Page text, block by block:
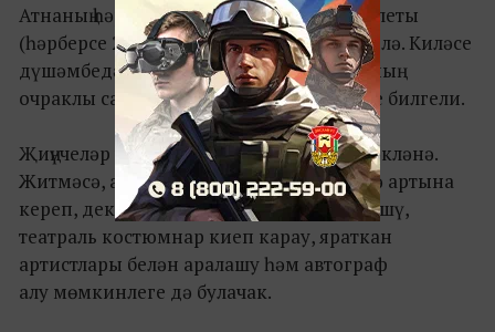
Атнаның һәр дүшәмбесендә 3 чакыру билеты
(һәрберсе 2 кешелек) уйнату игълан ителә. Киләсе
дүшәмбедә – 20 февральдә компьютерның
очраклы саннар генераторы өч җиңүчене билгели.
Җиңүчеләр чакыру билетлары белән бүләкләнә.
Житмәсә, аларга спектакльдән соң, сәхнә артына
кереп, декорацияләр янында фотога төшү,
театраль костюмнар киеп карау, яраткан
артистлары белән аралашу һәм автограф
алу мөмкинлеге дә булачак.